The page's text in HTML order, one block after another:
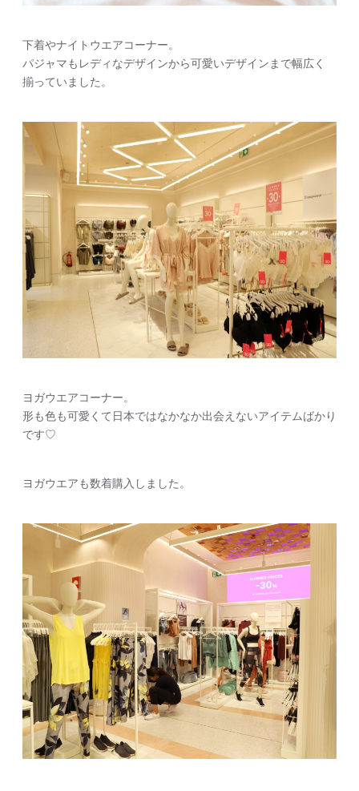
下着やナイトウエアコーナー。
パジャマもレディなデザインから可愛いデザインまで幅広く
揃っていました。
ヨガウエアコーナー。
形も色も可愛くて日本ではなかなか出会えないアイテムばかり
です♡
ヨガウエアも数着購入しました。